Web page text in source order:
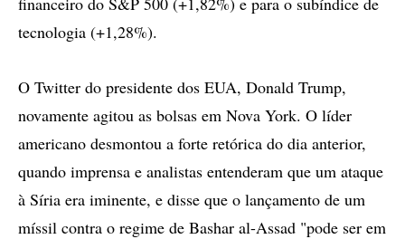
tecnologia (+1,28%).
O Twitter do presidente dos EUA, Donald Trump,
novamente agitou as bolsas em Nova York. O líder
americano desmontou a forte retórica do dia anterior,
quando imprensa e analistas entenderam que um ataque
à Síria era iminente, e disse que o lançamento de um
míssil contra o regime de Bashar al-Assad "pode ser em